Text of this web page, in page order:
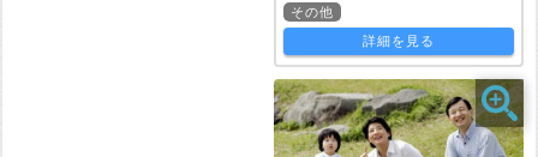
その他
詳細を見る